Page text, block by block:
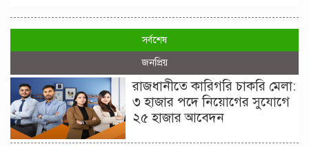
সর্বশেষ
জনপ্রিয়
রাজধানীতে কারিগরি চাকরি মেলা:
৩ হাজার পদে নিয়োগের সুযোগে
২৫ হাজার আবেদন